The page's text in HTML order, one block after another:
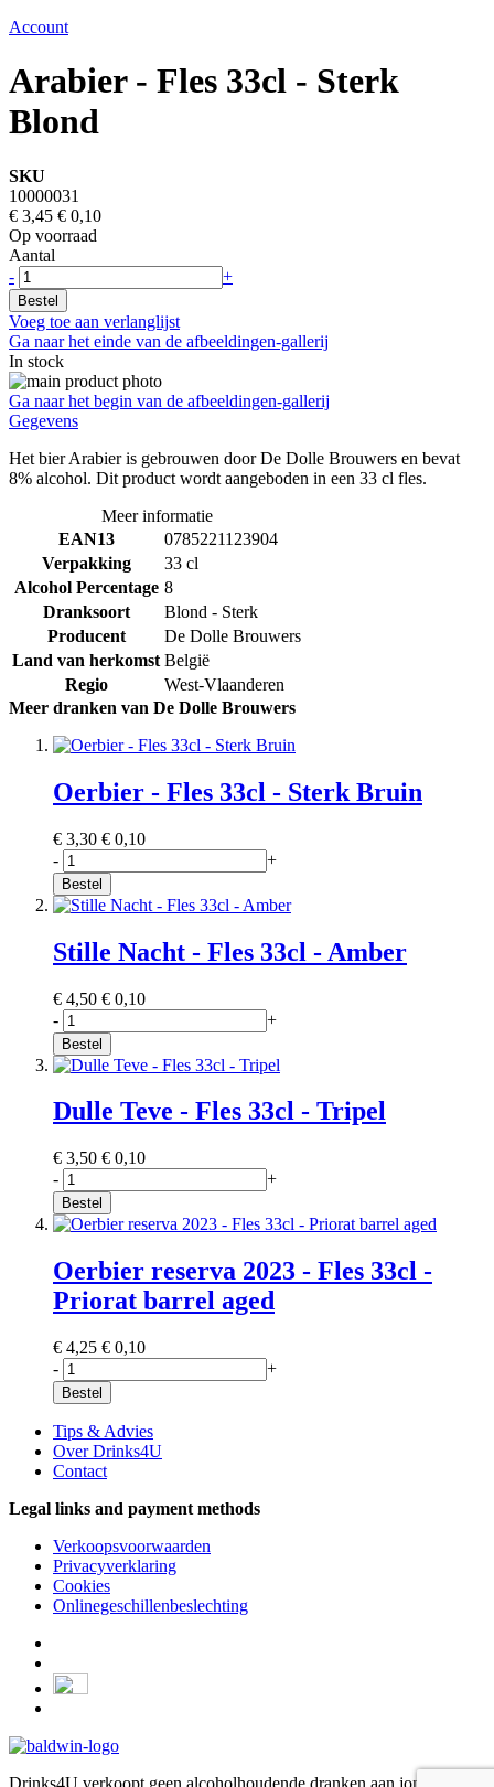
Account
Arabier - Fles 33cl - Sterk
Blond
SKU
10000031
€ 3,45 € 0,10
Op voorraad
Aantal
-
+
Bestel
Voeg toe aan verlanglijst
Ga naar het einde van de afbeeldingen-gallerij
In stock
Ga naar het begin van de afbeeldingen-gallerij
Gegevens
Het bier Arabier is gebrouwen door De Dolle Brouwers en bevat
8% alcohol. Dit product wordt aangeboden in een 33 cl fles.
Meer informatie
EAN13
0785221123904
Verpakking
33 cl
Alcohol Percentage 8
Dranksoort
Blond - Sterk
Producent
De Dolle Brouwers
Land van herkomst België
Regio
West-Vlaanderen
Meer dranken van De Dolle Brouwers
Oerbier - Fles 33cl - Sterk Bruin
€ 3,30 € 0,10
-
+
Bestel
Stille Nacht - Fles 33cl - Amber
€ 4,50 € 0,10
-
+
Bestel
Dulle Teve - Fles 33cl - Tripel
€ 3,50 € 0,10
-
+
Bestel
Oerbier reserva 2023 - Fles 33cl -
Priorat barrel aged
€ 4,25 € 0,10
-
+
Bestel
Tips & Advies
Over Drinks4U
Contact
Legal links and payment methods
Verkoopsvoorwaarden
Privacyverklaring
Cookies
Onlinegeschillenbeslechting